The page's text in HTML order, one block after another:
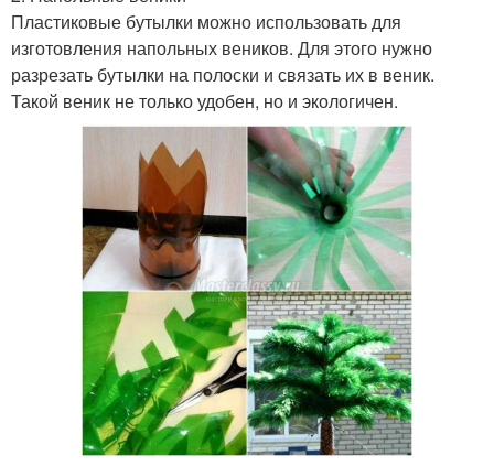
Пластиковые бутылки можно использовать для
изготовления напольных веников. Для этого нужно
разрезать бутылки на полоски и связать их в веник.
Такой веник не только удобен, но и экологичен.